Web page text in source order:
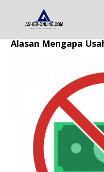
Alasan Mengapa